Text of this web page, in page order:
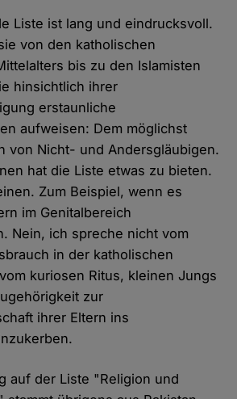
Liste ist lang und eindrucksvoll.
von den katholischen
bis zu den Islamisten
hinsichtlich ihrer
erstaunliche
aufweisen: Dem möglichst
von Nicht- und Andersgläubigen.
hat die Liste etwas zu bieten.
Zum Beispiel, wenn es
im Genitalbereich
Nein, ich spreche nicht vom
in der katholischen
kuriosen Ritus, kleinen Jungs
zur
ihrer Eltern ins
auf der Liste "Religion und